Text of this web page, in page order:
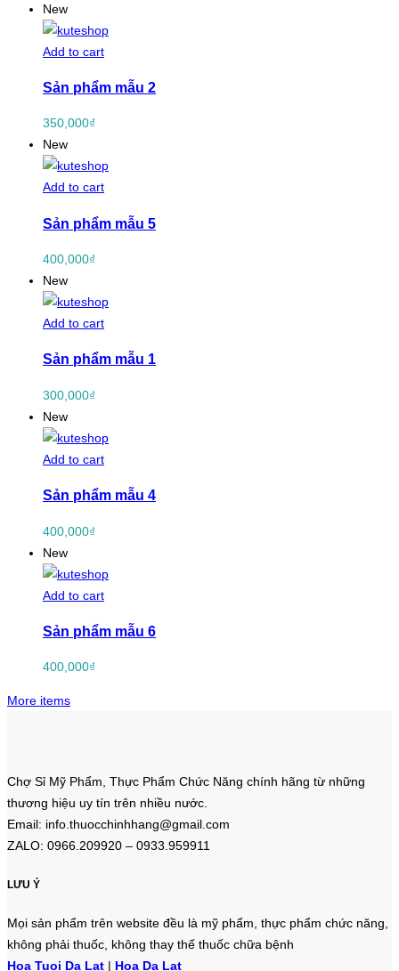
New
Add to cart
Sản phẩm mẫu 2
350,000₫
New
Add to cart
Sản phẩm mẫu 5
400,000₫
New
Add to cart
Sản phẩm mẫu 1
300,000₫
New
Add to cart
Sản phẩm mẫu 4
400,000₫
New
Add to cart
Sản phẩm mẫu 6
400,000₫
More items
Chợ Sỉ Mỹ Phẩm, Thực Phẩm Chức Năng chính hãng từ những
thương hiệu uy tín trên nhiều nước.
Email: info.thuocchinhhang@gmail.com
ZALO: 0966.209920 – 0933.959911
LƯU Ý
Mọi sản phẩm trên website đều là mỹ phẩm, thực phẩm chức năng,
không phải thuốc, không thay thế thuốc chữa bệnh
Hoa Tuoi Da Lat | Hoa Da Lat